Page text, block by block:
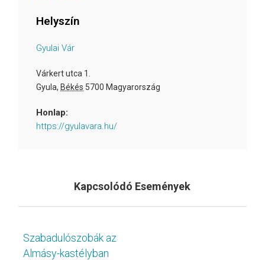
Helyszín
Gyulai Vár
Várkert utca 1.
Gyula, Békés 5700 Magyarország
Honlap:
https://gyulavara.hu/
Kapcsolódó Események
Szabadulószobák az
Almásy-kastélyban